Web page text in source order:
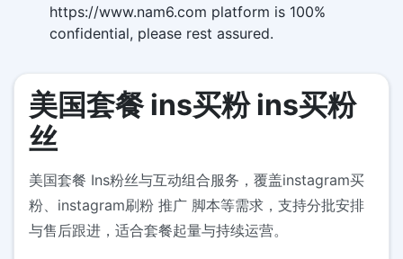
https://www.nam6.com platform is 100%
confidential, please rest assured.
美国套餐 ins买粉 ins买粉
丝
美国套餐 Ins粉丝与互动组合服务，覆盖instagram买
粉、instagram刷粉 推广 脚本等需求，支持分批安排
与售后跟进，适合套餐起量与持续运营。